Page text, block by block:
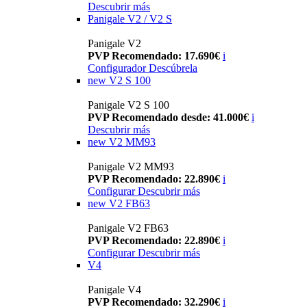
Descubrir más
Panigale V2 / V2 S
Panigale V2
PVP Recomendado: 17.690€ i
Configurador Descúbrela
new V2 S 100
Panigale V2 S 100
PVP Recomendado desde: 41.000€ i
Descubrir más
new V2 MM93
Panigale V2 MM93
PVP Recomendado: 22.890€ i
Configurar Descubrir más
new V2 FB63
Panigale V2 FB63
PVP Recomendado: 22.890€ i
Configurar Descubrir más
V4
Panigale V4
PVP Recomendado: 32.290€ i